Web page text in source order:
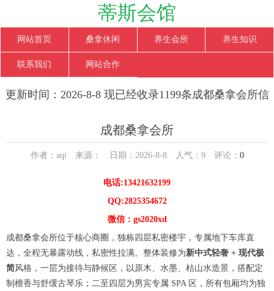
蒂斯会馆
网站首页 桑拿休闲 养生会所 养生知识
联系我们 网站合作
更新时间：2026-8-8 现已经收录1199条成都桑拿会所信
成都桑拿会所
作者：aqi 来源： 日期：2026-8-8 人气： 9评论： 0
电话:13421632199
QQ:2825354672
微信：gs2020xd
成都桑拿会所位于核心商圈，独栋四层私密楼宇，专属地下车库直
达，全程无暴露动线，私密性拉满。整体装修为新中式轻奢 + 现代极
简风格，一层为接待与静候区，以原木、水墨、枯山水造景，搭配定
制檀香与舒缓古琴乐；二至四层为男宾专属 SPA 区，所有包厢均为独